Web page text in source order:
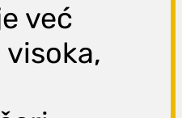
već
visoka,